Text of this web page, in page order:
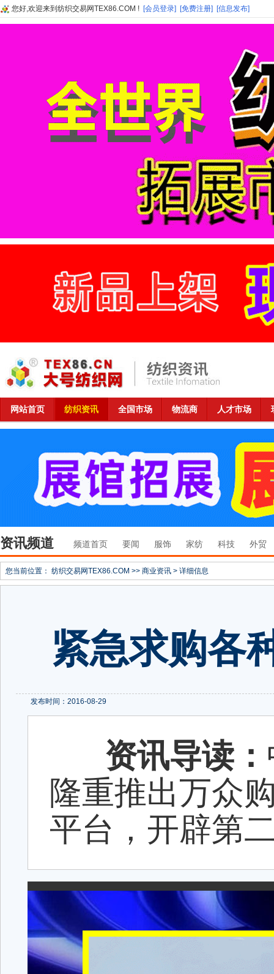
您好,欢迎来到纺织交易网TEX86.COM ! [会员登录] [免费注册] [信息发布]
网站首页 纺织资讯 全国市场 物流商 人才市场
资讯频道 频道首页 要闻 服饰 家纺 科技 外贸
您当前位置： 纺织交易网TEX86.COM >> 商业资讯 > 详细信息
紧急求购各
发布时间：2016-08-29
资讯导读：
隆重推出万众
平台，开辟第